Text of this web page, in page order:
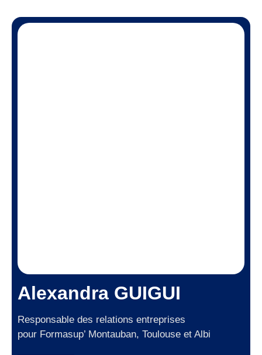
Alexandra GUIGUI
Responsable des relations entreprises
pour Formasup’ Montauban, Toulouse et Albi